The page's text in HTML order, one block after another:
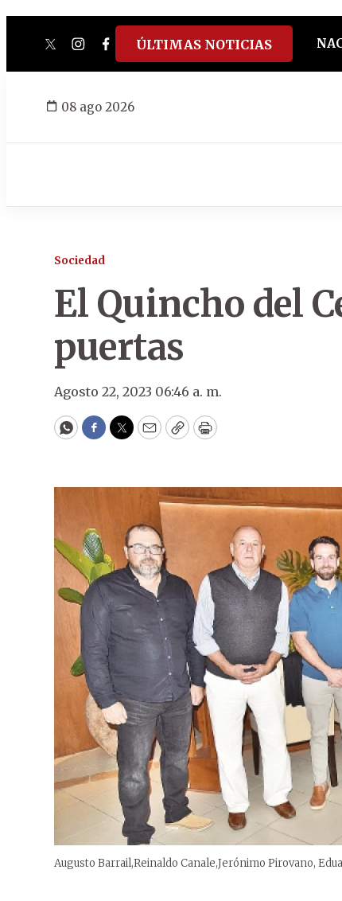
twitterinstagram
facebook
tiktokyoutube
spotify
ÚLTIMAS NOTICIAS
08 ago 2026
Sociedad
El Quincho del
puertas
Agosto 22, 2023 06:46 a. m.
WhatsApp
Facebook
Twitter
EmailCopyPrint
Augusto Barrail,Reinaldo Canale,Jerónimo Pirovano,